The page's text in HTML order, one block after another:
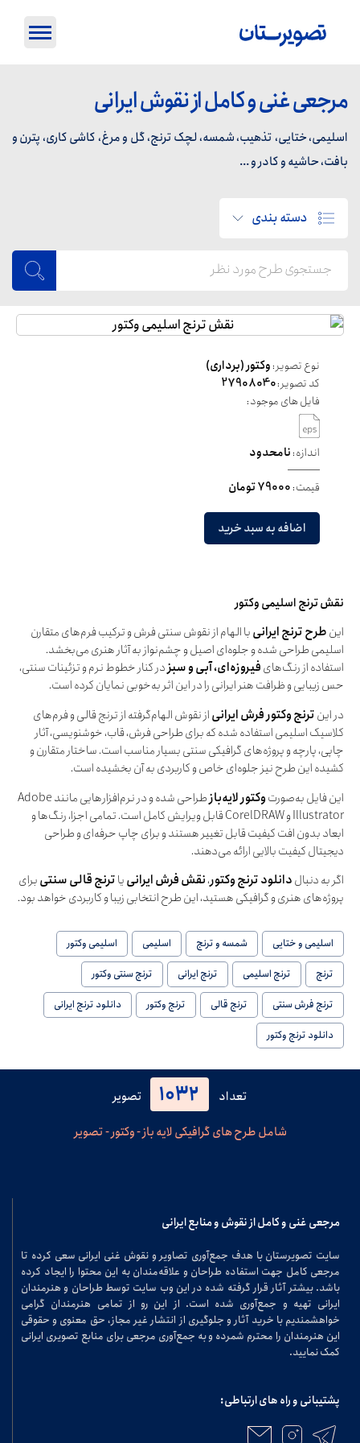
مرجعی غنی و کامل از نقوش ایرانی
اسلیمی، ختایی، تذهیب، شمسه، لچک ترنج، گل و مرغ، کاشی کاری، پترن و
بافت، حاشیه و کادر و ...
دسته بندی
نوع تصویر:وکتور (برداری)
کد تصویر:27908040
فایل های موجود:
اندازه:نامحدود
قیمت:79000 تومان
اضافه به سبد خرید
نقش ترنج اسلیمی وکتور
اینطرح ترنج ایرانیبا الهام از نقوش سنتی فرش و ترکیب فرم‌های متقارن
اسلیمی طراحی شده و جلوه‌ای اصیل و چشم‌نواز به آثار هنری می‌بخشد.
استفاده از رنگ‌هایفیروزه‌ای، آبی و سبزدر کنار خطوط نرم و تزئینات سنتی،
حس زیبایی و ظرافت هنر ایرانی را در این اثر به‌خوبی نمایان کرده است.
در اینترنج وکتور فرش ایرانیاز نقوش الهام‌گرفته از ترنج قالی و فرم‌های
کلاسیک اسلیمی استفاده شده که برای طراحی فرش، قاب، خوشنویسی، آثار
چاپی، پارچه و پروژه‌های گرافیکی سنتی بسیار مناسب است. ساختار متقارن و
کشیده این طرح نیز جلوه‌ای خاص و کاربردی به آن بخشیده است.
این فایل به‌صورتوکتور لایه‌باز
طراحی شده و در نرم‌افزارهایی مانند Adobe
Illustrator و CorelDRAW قابل ویرایش کامل است. تمامی اجزا، رنگ‌ها و
ابعاد بدون افت کیفیت قابل تغییر هستند و برای چاپ حرفه‌ای و طراحی
دیجیتال کیفیت بالایی ارائه می‌دهند.
اگر به دنبالدانلود ترنج وکتور،نقش فرش ایرانییاترنج قالی سنتیبرای
پروژه‌های هنری و گرافیکی هستید، این طرح انتخابی زیبا و کاربردی خواهد بود.
اسلیمی و ختایی شمسه و ترنج اسلیمی
اسلیمی وکتور
ترنج
ترنج اسلیمی ترنج ایرانی
ترنج سنتی وکتور
ترنج فرش سنتی
ترنج قالی ترنج وکتور
دانلود ترنج ایرانی
دانلود ترنج وکتور
تعداد 1032
تصویر
شامل طرح های گرافیکی لایه باز - وکتور - تصویر
مرجعی غنی و کامل از نقوش و منابع ایرانی
سایت تصویرستان با هدف جمع‌آوری تصاویر و نقوش غنی ایرانی سعی کرده تا
مرجعی کامل جهت استفاده طراحان و علاقه‌مندان به این محتوا را ایجاد کرده
باشد. بیشتر آثار قرار گرفته شده در این وب سایت توسط طراحان و هنرمندان
ایرانی تهیه و جمع‌آوری شده است. از این رو از تمامی هنرمندان گرامی
خواهشمندیم با خرید آثار و جلوگیری از انتشار غیر مجاز، حق معنوی و حقوقی
این هنرمندان را محترم شمرده و به جمع‌آوری مرجعی برای منابع تصویری ایرانی
کمک نمایید.
پشتیبانی و راه های ارتباطی: